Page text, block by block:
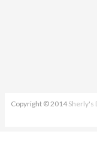
Copyright © 2014 Sherly's